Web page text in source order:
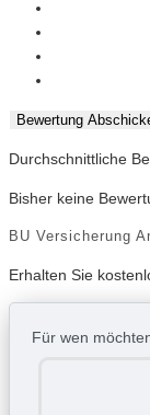
Bewertung
Durchschnittliche
Bisher keine
BU Versicherung
Erhalten Sie
Für wen